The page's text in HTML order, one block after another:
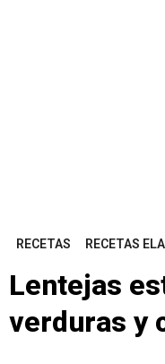
RECETAS RECETAS
Lentejas
verduras y